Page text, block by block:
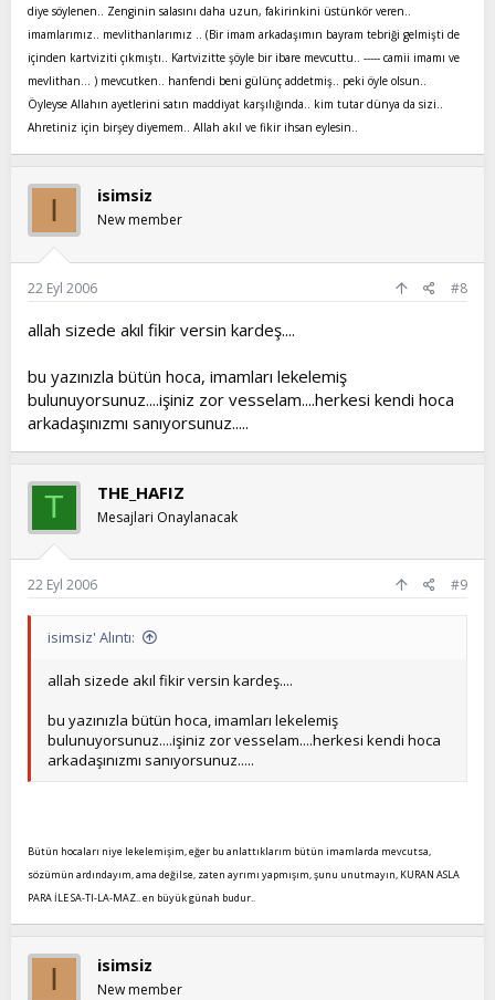
diye söylenen.. Zenginin salasını daha uzun, fakirinkini üstünkör veren..
imamlarımız.. mevlithanlarımız .. (Bir imam arkadaşımın bayram tebriği gelmişti de
içinden kartviziti çıkmıştı.. Kartvizitte şöyle bir ibare mevcuttu.. ----- camii imamı ve
mevlithan... ) mevcutken.. hanfendi beni gülünç addetmiş.. peki öyle olsun..
Öyleyse Allahın ayetlerini satın maddiyat karşılığında.. kim tutar dünya da sizi..
Ahretiniz için birşey diyemem.. Allah akıl ve fikir ihsan eylesin..
I isimsiz
New member
22 Eyl 2006 #8
allah sizede akıl fikir versin kardeş....
bu yazınızla bütün hoca, imamları lekelemiş
bulunuyorsunuz....işiniz zor vesselam....herkesi kendi hoca
arkadaşınızmı sanıyorsunuz.....
T THE_HAFIZ
Mesajlari Onaylanacak
22 Eyl 2006 #9
isimsiz' Alıntı:
allah sizede akıl fikir versin kardeş....
bu yazınızla bütün hoca, imamları lekelemiş
bulunuyorsunuz....işiniz zor vesselam....herkesi kendi hoca
arkadaşınızmı sanıyorsunuz.....
Bütün hocaları niye lekelemişim, eğer bu anlattıklarım bütün imamlarda mevcutsa,
sözümün ardındayım, ama değilse, zaten ayrımı yapmışım, şunu unutmayın, KURAN ASLA
PARA İLE SA-TI-LA-MAZ.. en büyük günah budur..
I isimsiz
New member